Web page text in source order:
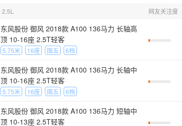
2.5L 网友关注度
东风股份 御风 2018款 A100 136马力 长轴高
顶 10-16座 2.5T轻客
5.75米 16座 国五 6档
东风股份 御风 2018款 A100 136马力 长轴中
顶 10-16座 2.5T轻客
5.75米 16座 国五 6档
东风股份 御风 2018款 A100 136马力 短轴中
顶 10-13座 2.5T轻客